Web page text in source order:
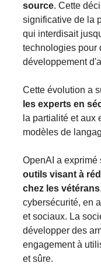
source​​. Cette
significative de la
qui interdisait
technologies pour
développement
Cette évolution a
les experts en
la partialité et aux
modèles de
OpenAI a
outils visant à
chez les vétérans
cybersécurité, en
et sociaux​​. La
développer des
engagement à
et sûre.